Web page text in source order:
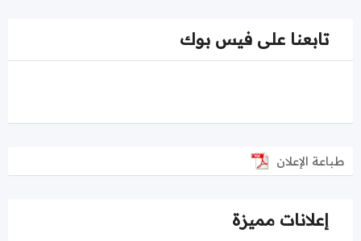
تابعنا على فيس بوك
طباعة الإعلان
إعلانات مميزة